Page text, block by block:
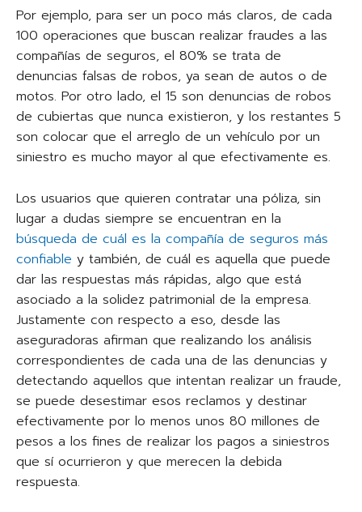
Por ejemplo, para ser un poco más claros, de cada
100 operaciones que buscan realizar fraudes a las
compañías de seguros, el 80% se trata de
denuncias falsas de robos, ya sean de autos o de
motos. Por otro lado, el 15 son denuncias de robos
de cubiertas que nunca existieron, y los restantes 5
son colocar que el arreglo de un vehículo por un
siniestro es mucho mayor al que efectivamente es.
Los usuarios que quieren contratar una póliza, sin
lugar a dudas siempre se encuentran en la
búsqueda de cuál es la compañía de seguros más
confiable y también, de cuál es aquella que puede
dar las respuestas más rápidas, algo que está
asociado a la solidez patrimonial de la empresa.
Justamente con respecto a eso, desde las
aseguradoras afirman que realizando los análisis
correspondientes de cada una de las denuncias y
detectando aquellos que intentan realizar un fraude,
se puede desestimar esos reclamos y destinar
efectivamente por lo menos unos 80 millones de
pesos a los fines de realizar los pagos a siniestros
que sí ocurrieron y que merecen la debida
respuesta.